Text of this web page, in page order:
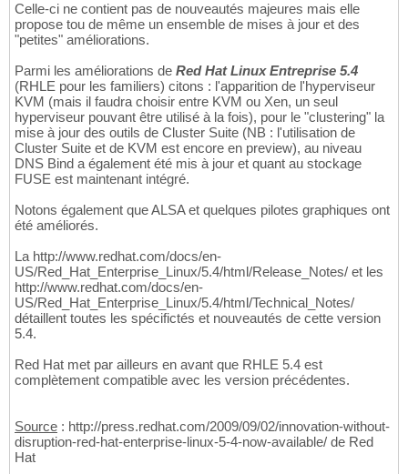
Celle-ci ne contient pas de nouveautés majeures mais elle
propose tou de même un ensemble de mises à jour et des
"petites" améliorations.
Parmi les améliorations de Red Hat Linux Entreprise 5.4
(RHLE pour les familiers) citons : l'apparition de l'hyperviseur
KVM (mais il faudra choisir entre KVM ou Xen, un seul
hyperviseur pouvant être utilisé à la fois), pour le "clustering" la
mise à jour des outils de Cluster Suite (NB : l'utilisation de
Cluster Suite et de KVM est encore en preview), au niveau
DNS Bind a également été mis à jour et quant au stockage
FUSE est maintenant intégré.
Notons également que ALSA et quelques pilotes graphiques ont
été améliorés.
La http://www.redhat.com/docs/en-
US/Red_Hat_Enterprise_Linux/5.4/html/Release_Notes/ et les
http://www.redhat.com/docs/en-
US/Red_Hat_Enterprise_Linux/5.4/html/Technical_Notes/
détaillent toutes les spécifictés et nouveautés de cette version
5.4.
Red Hat met par ailleurs en avant que RHLE 5.4 est
complètement compatible avec les version précédentes.
Source : http://press.redhat.com/2009/09/02/innovation-without-
disruption-red-hat-enterprise-linux-5-4-now-available/ de Red
Hat